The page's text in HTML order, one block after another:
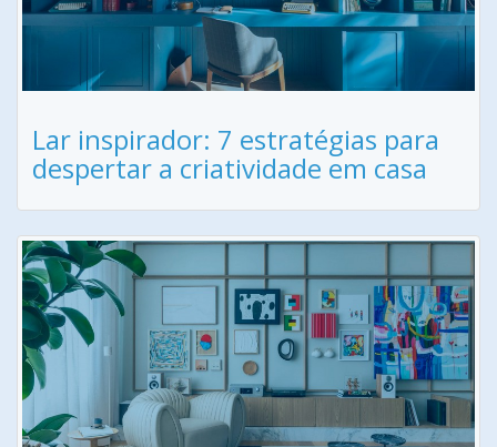
Lar inspirador: 7 estratégias para
despertar a criatividade em casa